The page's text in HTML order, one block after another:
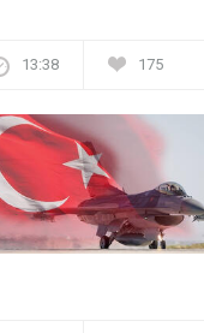
13:38 175